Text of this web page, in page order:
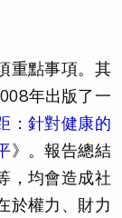
重點事項。其
年出版了一
：針對健康的
》。報告總結
，均會造成社
於權力、財力